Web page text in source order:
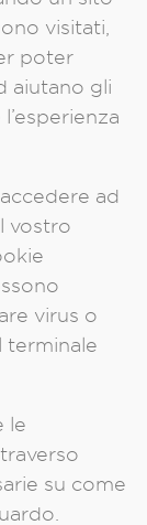
visitati,
poter
aiutano gli
ad
vostro
virus o
terminale
le
su come